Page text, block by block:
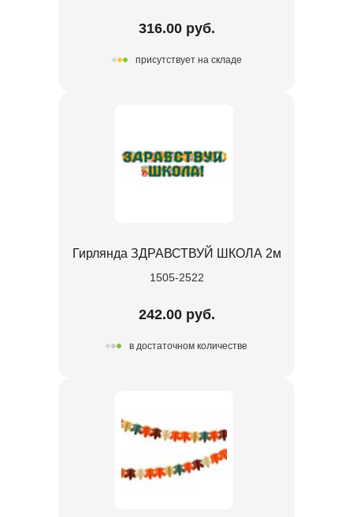
316.00 руб.
присутствует на складе
Гирлянда ЗДРАВСТВУЙ ШКОЛА 2м
1505-2522
242.00 руб.
в достаточном количестве